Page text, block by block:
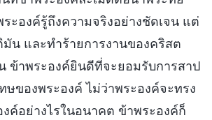
ะองค์รู้ถึงความจริงอย่างชัดเจน แต่
น และทำร้ายการงานของคริสต
ข้าพระองค์ยินดีที่จะยอมรับการสาป
ษของพระองค์ ไม่ว่าพระองค์จะทรง
ค์อย่างไรในอนาคต ข้าพระองค์ก็